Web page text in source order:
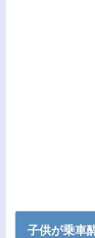
子供が乗車